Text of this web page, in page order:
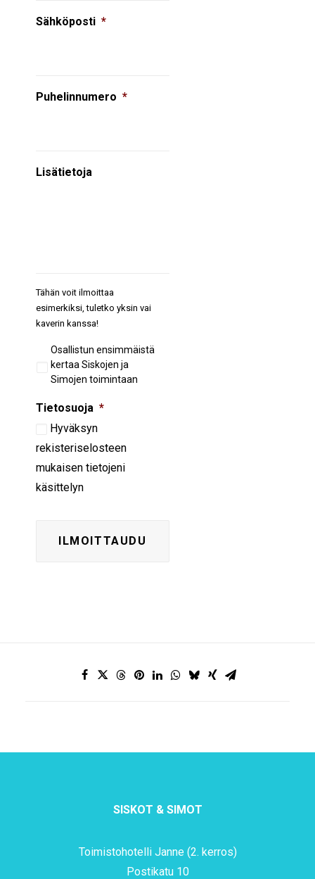
Sähköposti *
Puhelinnumero *
Lisätietoja
Tähän voit ilmoittaa
esimerkiksi, tuletko yksin vai
kaverin kanssa!
Aiempi
osallistuminen
Osallistun ensimmäistä
kertaa Siskojen ja
Simojen toimintaan
Tietosuoja *
Hyväksyn
rekisteriselosteen
mukaisen tietojeni
käsittelyn
SISKOT & SIMOT
Toimistohotelli Janne (2. kerros)
Postikatu 10